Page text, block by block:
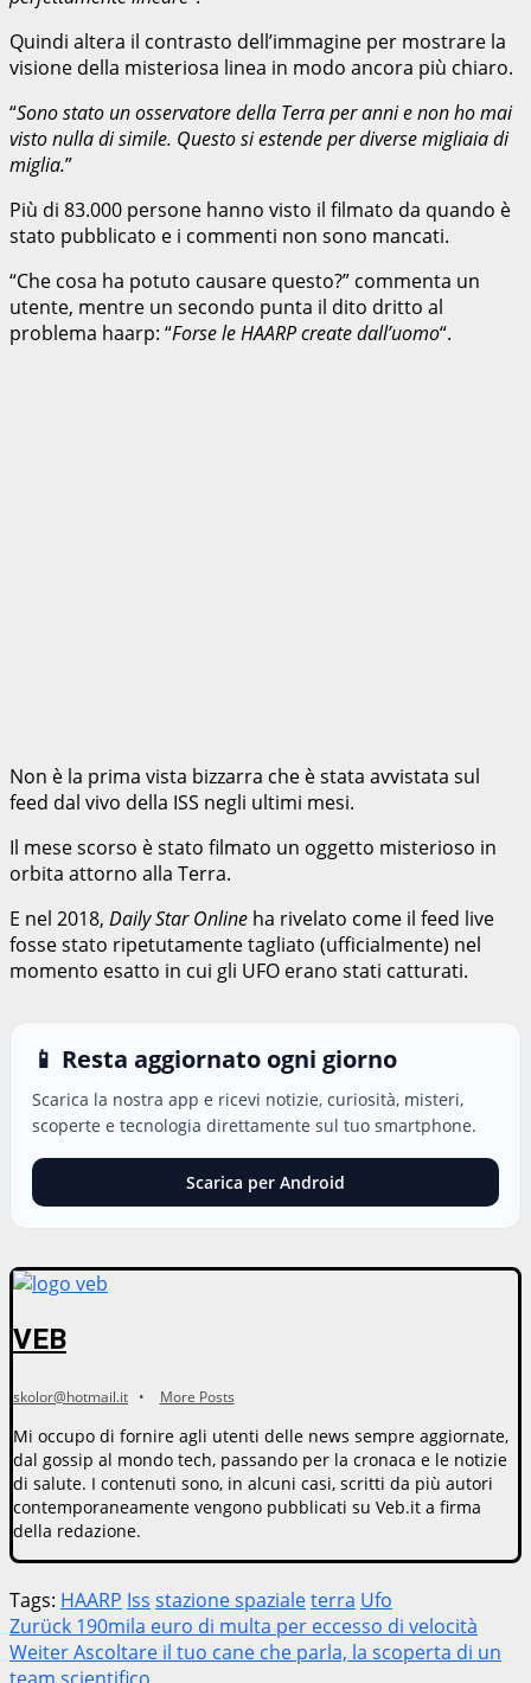
Quindi altera il contrasto dell’immagine per mostrare la
visione della misteriosa linea in modo ancora più chiaro.
“Sono stato un osservatore della Terra per anni e non ho mai
visto nulla di simile. Questo si estende per diverse migliaia di
miglia.”
Più di 83.000 persone hanno visto il filmato da quando è
stato pubblicato e i commenti non sono mancati.
“Che cosa ha potuto causare questo?” commenta un
utente, mentre un secondo punta il dito dritto al
problema haarp: “Forse le HAARP create dall’uomo“.
Non è la prima vista bizzarra che è stata avvistata sul
feed dal vivo della ISS negli ultimi mesi.
Il mese scorso è stato filmato un oggetto misterioso in
orbita attorno alla Terra.
E nel 2018, Daily Star Online ha rivelato come il feed live
fosse stato ripetutamente tagliato (ufficialmente) nel
momento esatto in cui gli UFO erano stati catturati.
📱 Resta aggiornato ogni giorno
Scarica la nostra app e ricevi notizie, curiosità, misteri,
scoperte e tecnologia direttamente sul tuo smartphone.
Scarica per Android
VEB
skolor@hotmail.it • More Posts
Mi occupo di fornire agli utenti delle news sempre aggiornate,
dal gossip al mondo tech, passando per la cronaca e le notizie
di salute. I contenuti sono, in alcuni casi, scritti da più autori
contemporaneamente vengono pubblicati su Veb.it a firma
della redazione.
Tags: HAARP Iss stazione spazialeterra Ufo
Beitragsnavigation
Zurück 190mila euro di multa per eccesso di velocità
WeiterAscoltare il tuo cane che parla, la scoperta di un